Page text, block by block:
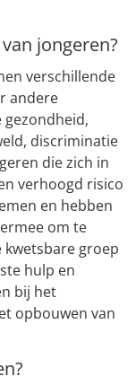
jongeren?
verschillende
andere
discriminatie
die zich in
verhoogd risico
en hebben
om te
kwetsbare groep
hulp en
bij het
opbouwen van